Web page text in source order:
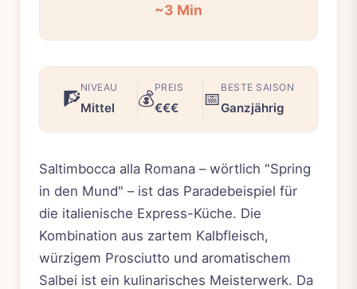
~3 Min
🧗
NIVEAU
Mittel 💰
PREIS
€€€ 📅
BESTE SAISON
Ganzjährig
Saltimbocca alla Romana – wörtlich "Spring
in den Mund" – ist das Paradebeispiel für
die italienische Express-Küche. Die
Kombination aus zartem Kalbfleisch,
würzigem Prosciutto und aromatischem
Salbei ist ein kulinarisches Meisterwerk. Da